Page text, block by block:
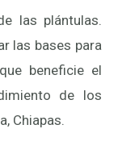
las plántulas.
las bases para
beneficie el
de los
Chiapas.